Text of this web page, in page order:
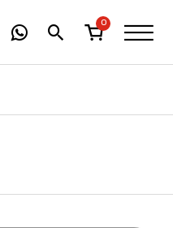
0